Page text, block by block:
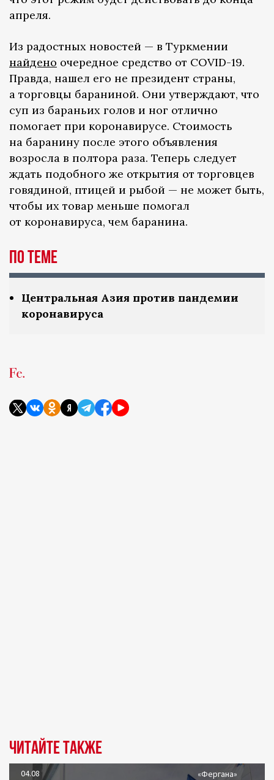
апреля.
Из радостных новостей — в Туркмении
найдено очередное средство от COVID-19.
Правда, нашел его не президент страны,
а торговцы бараниной. Они утверждают, что
суп из бараньих голов и ног отлично
помогает при коронавирусе. Стоимость
на баранину после этого объявления
возросла в полтора раза. Теперь следует
ждать подобного же открытия от торговцев
говядиной, птицей и рыбой — не может быть,
чтобы их товар меньше помогал
от коронавируса, чем баранина.
По теме
Центральная Азия против пандемии
коронавируса
Читайте также
04.08 «Фергана»